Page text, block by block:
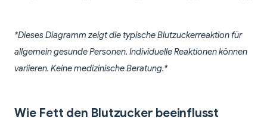
*Dieses Diagramm zeigt die typische Blutzuckerreaktion für
allgemein gesunde Personen. Individuelle Reaktionen können
variieren. Keine medizinische Beratung.*
Wie Fett den Blutzucker beeinflusst